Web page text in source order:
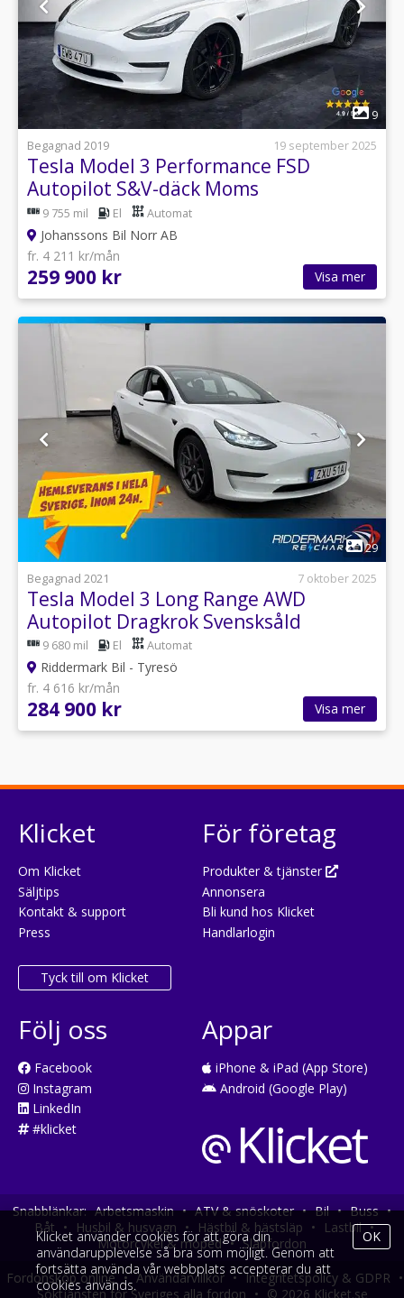
1
9
Begagnad 2019
19 september 2025
Tesla Model 3 Performance FSD
Autopilot S&V-däck Moms
9 755 mil El Automat
Johanssons Bil Norr AB
fr. 4 211 kr/mån
259 900 kr Visa mer
29
Begagnad 2021
7 oktober 2025
Tesla Model 3 Long Range AWD
Autopilot Dragkrok Svensksåld
9 680 mil El Automat
Riddermark Bil - Tyresö
fr. 4 616 kr/mån
284 900 kr Visa mer
Klicket
Om Klicket
Säljtips
Kontakt & support
Press
Tyck till om Klicket
För företag
Produkter & tjänster
Annonsera
Bli kund hos Klicket
Handlarlogin
Följ oss
Facebook
Instagram
LinkedIn
#klicket
Appar
iPhone & iPad (App Store)
Android (Google Play)
Snabblänkar: Arbetsmaskin • ATV & snöskoter • Bil • Buss •
Båt • Husbil & husvagn • Hästbil & hästsläp • Lastbil •
Motorcykel & moped • Släpfordon
Fordonsköp online • Användarvillkor • Integritetspolicy & GDPR •
Söktjänsten för Sveriges alla fordon • © 2026 Klicket.se
Klicket använder cookies för att göra din
användarupplevelse så bra som möjligt. Genom att
fortsätta använda vår webbplats accepterar du att
cookies används.
OK